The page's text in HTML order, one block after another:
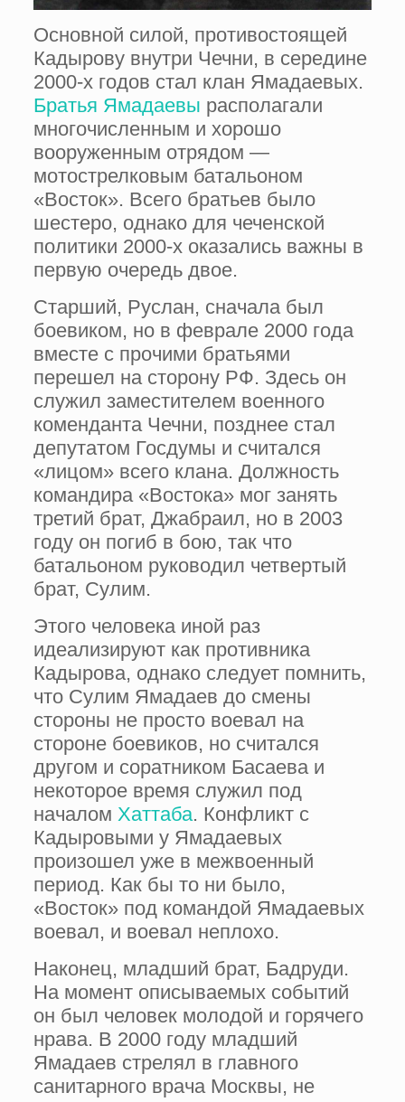
Основной силой, противостоящей
Кадырову внутри Чечни, в середине
2000-х годов стал клан Ямадаевых.
Братья Ямадаевы располагали
многочисленным и хорошо
вооруженным отрядом —
мотострелковым батальоном
«Восток». Всего братьев было
шестеро, однако для чеченской
политики 2000-х оказались важны в
первую очередь двое.
Старший, Руслан, сначала был
боевиком, но в феврале 2000 года
вместе с прочими братьями
перешел на сторону РФ. Здесь он
служил заместителем военного
коменданта Чечни, позднее стал
депутатом Госдумы и считался
«лицом» всего клана. Должность
командира «Востока» мог занять
третий брат, Джабраил, но в 2003
году он погиб в бою, так что
батальоном руководил четвертый
брат, Сулим.
Этого человека иной раз
идеализируют как противника
Кадырова, однако следует помнить,
что Сулим Ямадаев до смены
стороны не просто воевал на
стороне боевиков, но считался
другом и соратником Басаева и
некоторое время служил под
началом Хаттаба. Конфликт с
Кадыровыми у Ямадаевых
произошел уже в межвоенный
период. Как бы то ни было,
«Восток» под командой Ямадаевых
воевал, и воевал неплохо.
Наконец, младший брат, Бадруди.
На момент описываемых событий
он был человек молодой и горячего
нрава. В 2000 году младший
Ямадаев стрелял в главного
санитарного врача Москвы, не